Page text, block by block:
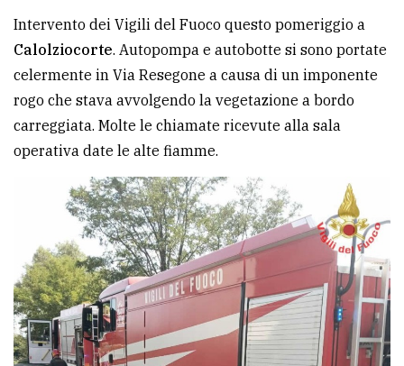
CERCA
Cerca
per
comune
avanzata
LE
ALTRE
TESTATE
Intervento dei Vigili del Fuoco questo pomeriggio a
Calolziocorte. Autopompa e autobotte si sono portate
celermente in Via Resegone a causa di un imponente
rogo che stava avvolgendo la vegetazione a bordo
carreggiata. Molte le chiamate ricevute alla sala
operativa date le alte fiamme.